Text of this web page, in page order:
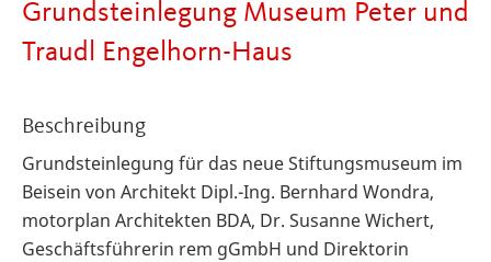
Grundsteinlegung Museum Peter und
Traudl Engelhorn-Haus
Beschreibung
Grundsteinlegung für das neue Stiftungsmuseum im
Beisein von Architekt Dipl.-Ing. Bernhard Wondra,
motorplan Architekten BDA, Dr. Susanne Wichert,
Geschäftsführerin rem gGmbH und Direktorin